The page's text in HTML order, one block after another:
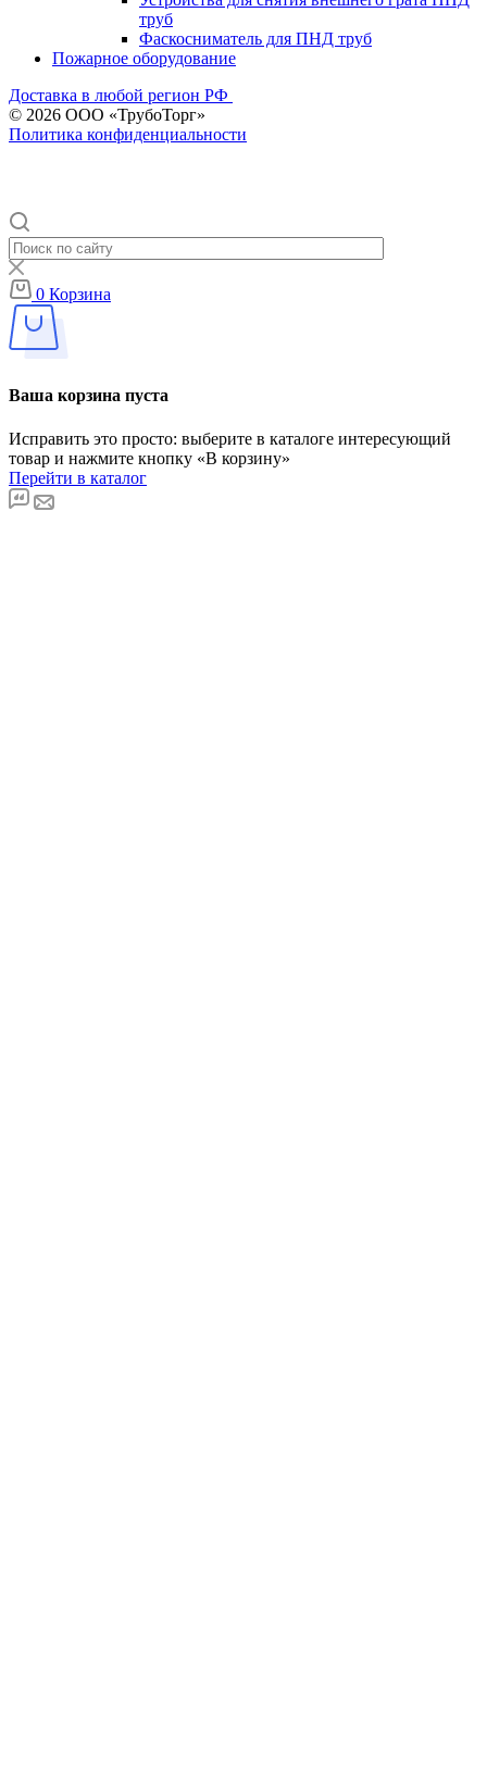
труб
Фаскосниматель для ПНД труб
Пожарное оборудование
Доставка в любой регион РФ
© 2026 ООО «ТрубоТорг»
Политика конфиденциальности
0 Корзина
Ваша корзина пуста
Исправить это просто: выберите в каталоге интересующий
товар и нажмите кнопку «В корзину»
Перейти в каталог